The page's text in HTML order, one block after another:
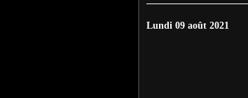
Lundi 09 août 2021